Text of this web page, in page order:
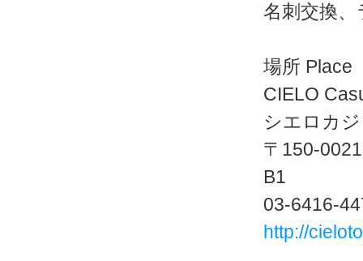
名刺交換
場所 Place
CIELO
シエロカ
〒150-
B1
03-6416-
http://